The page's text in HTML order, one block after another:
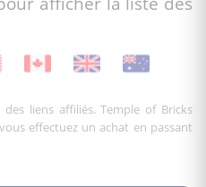
liens affiliés. Temple of Bricks
effectuez un achat en passant